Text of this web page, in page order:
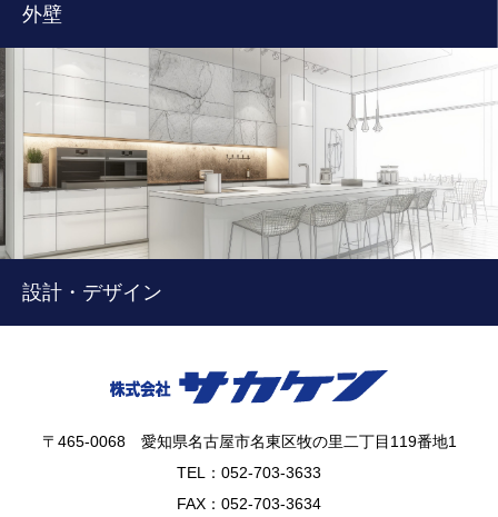
外壁
設計・デザイン
〒465-0068 愛知県名古屋市名東区牧の里二丁目119番地1
TEL：052-703-3633
FAX：052-703-3634